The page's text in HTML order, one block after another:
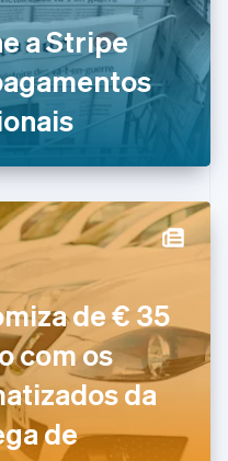
a Stripe
de € 35
com os
da
de